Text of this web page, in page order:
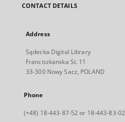
CONTACT DETAILS
Address
Sądecka Digital Library
Franciszkanska St. 11
33-300 Nowy Sacz, POLAND
Phone
(+48) 18-443-87-52 or 18-443-83-02